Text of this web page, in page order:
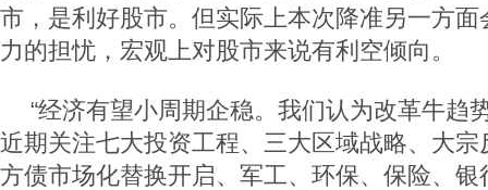
市，是利好股市。但实际上本次降准另一方
力的担忧，宏观上对股市来说有利空倾向。
“经济有望小周期企稳。我们认为改革牛趋
近期关注七大投资工程、三大区域战略、大
方债市场化替换开启、军工、环保、保险、银